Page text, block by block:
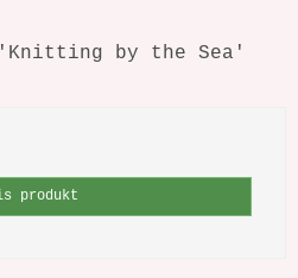
'Knitting by the Sea'
produkt